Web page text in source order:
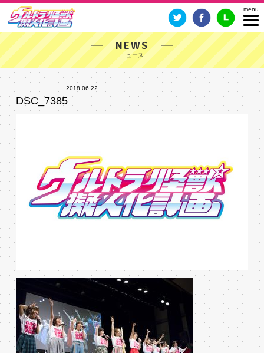
NEWS
2018.06.22
DSC_7385